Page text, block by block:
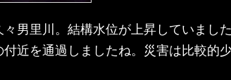
男里川。結構水位が上昇していました
近を通過しましたね。災害は比較的